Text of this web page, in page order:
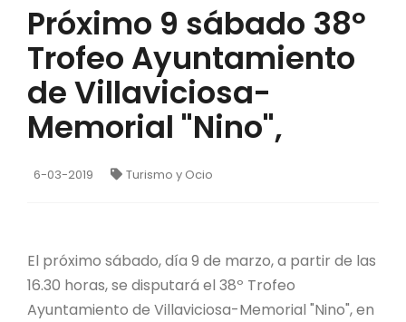
Próximo 9 sábado 38º
Trofeo Ayuntamiento
de Villaviciosa-
Memorial "Nino",
6-03-2019 Turismo y Ocio
El próximo sábado, día 9 de marzo, a partir de las
16.30 horas, se disputará el 38º Trofeo
Ayuntamiento de Villaviciosa-Memorial "Nino", en